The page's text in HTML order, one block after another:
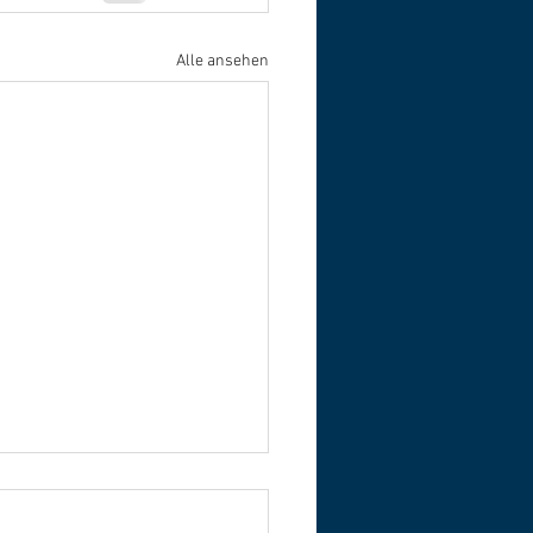
Alle ansehen